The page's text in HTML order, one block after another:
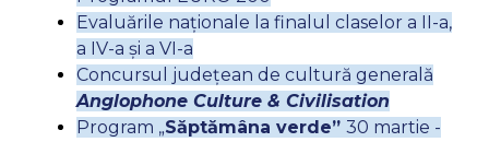
Evaluările naționale la finalul claselor a II-a,
a IV-a şi a VI-a
Concursul județean de cultură generală
Anglophone Culture & Civilisation
Program „Săptămâna verde” 30 martie -